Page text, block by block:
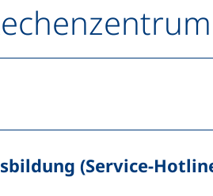
(Service-